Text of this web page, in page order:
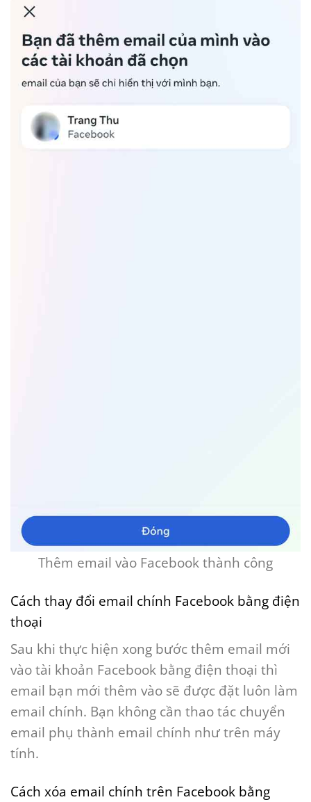
Thêm email vào Facebook thành công
Cách thay đổi email chính Facebook bằng điện
thoại
Sau khi thực hiện xong bước thêm email mới
vào tài khoản Facebook bằng điện thoại thì
email bạn mới thêm vào sẽ được đặt luôn làm
email chính. Bạn không cần thao tác chuyển
email phụ thành email chính như trên máy
tính.
Cách xóa email chính trên Facebook bằng